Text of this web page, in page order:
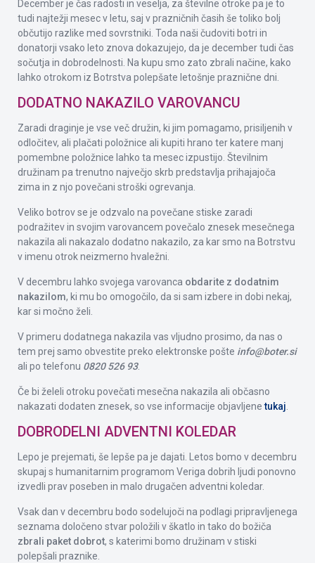
December je čas radosti in veselja, za številne otroke pa je to
tudi najtežji mesec v letu, saj v prazničnih časih še toliko bolj
občutijo razlike med sovrstniki. Toda naši čudoviti botri in
donatorji vsako leto znova dokazujejo, da je december tudi čas
sočutja in dobrodelnosti. Na kupu smo zato zbrali načine, kako
lahko otrokom iz Botrstva polepšate letošnje praznične dni.
DODATNO NAKAZILO VAROVANCU
Zaradi draginje je vse več družin, ki jim pomagamo, prisiljenih v
odločitev, ali plačati položnice ali kupiti hrano ter katere manj
pomembne položnice lahko ta mesec izpustijo. Številnim
družinam pa trenutno največjo skrb predstavlja prihajajoča
zima in z njo povečani stroški ogrevanja.
Veliko botrov se je odzvalo na povečane stiske zaradi
podražitev in svojim varovancem povečalo znesek mesečnega
nakazila ali nakazalo dodatno nakazilo, za kar smo na Botrstvu
v imenu otrok neizmerno hvaležni.
V decembru lahko svojega varovanca obdarite z dodatnim
nakazilom, ki mu bo omogočilo, da si sam izbere in dobi nekaj,
kar si močno želi.
V primeru dodatnega nakazila vas vljudno prosimo, da nas o
tem prej samo obvestite preko elektronske pošte info@boter.si
ali po telefonu 0820 526 93.
Če bi želeli otroku povečati mesečna nakazila ali občasno
nakazati dodaten znesek, so vse informacije objavljenetukaj.
DOBRODELNI ADVENTNI KOLEDAR
Lepo je prejemati, še lepše pa je dajati. Letos bomo v decembru
skupaj s humanitarnim programom Veriga dobrih ljudi ponovno
izvedli prav poseben in malo drugačen adventni koledar.
Vsak dan v decembru bodo sodelujoči na podlagi pripravljenega
seznama določeno stvar položili v škatlo in tako do božiča
zbrali paket dobrot, s katerimi bomo družinam v stiski
polepšali praznike.